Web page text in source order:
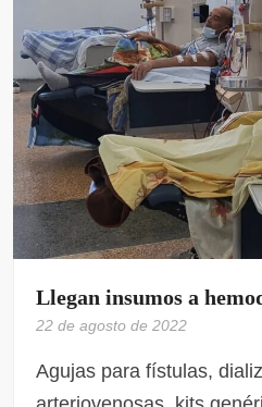
Llegan insumos a
22 de agosto de 2022
Agujas para fístulas,